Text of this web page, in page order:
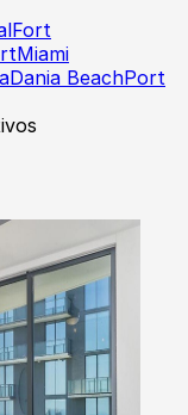
Fort
Miami
Dania BeachPort